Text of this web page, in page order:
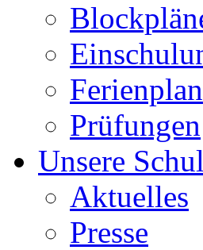
Ferienplan
Prüfungen
Unsere
Aktuelles
Presse